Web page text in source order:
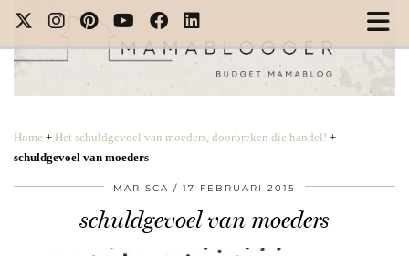
Home + Het schuldgevoel van moeders, doorbreken die handel! +
schuldgevoel van moeders
MARISCA 17 FEBRUARI 2015
schuldgevoel van moeders